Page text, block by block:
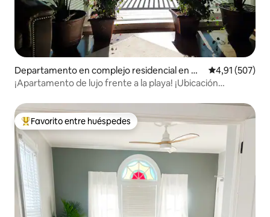
Departamento en complejo residencial en Ol
d Orchard Beach
Calificación
4,91 (507)
¡Apartamento de lujo frente a la playa! ¡Ubicación
Favorito entre los huéspedes más destacados
Favorito entre huéspedes